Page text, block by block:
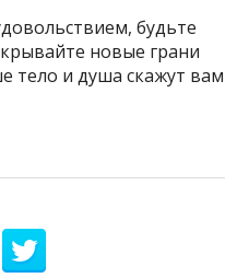
будьте
новые грани
тело и душа скажут вам